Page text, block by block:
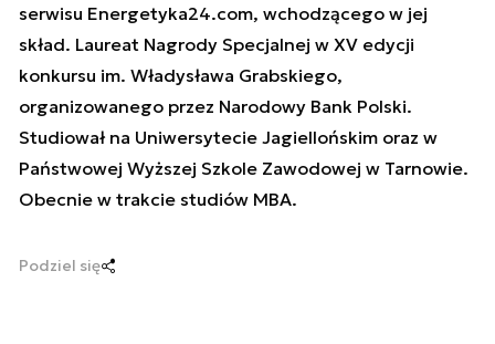
serwisu Energetyka24.com, wchodzącego w jej
skład. Laureat Nagrody Specjalnej w XV edycji
konkursu im. Władysława Grabskiego,
organizowanego przez Narodowy Bank Polski.
Studiował na Uniwersytecie Jagiellońskim oraz w
Państwowej Wyższej Szkole Zawodowej w Tarnowie.
Obecnie w trakcie studiów MBA.
Podziel się